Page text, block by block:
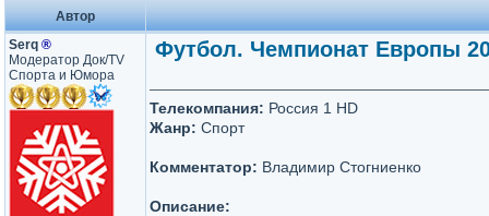
Автор
Serq ®
Модератор Док/TV
Спорта и Юмора
Футбол. Чемпионат Европы
Телекомпания: Россия 1 HD
Жанр: Спорт
Комментатор: Владимир Стогниенко
Описание: